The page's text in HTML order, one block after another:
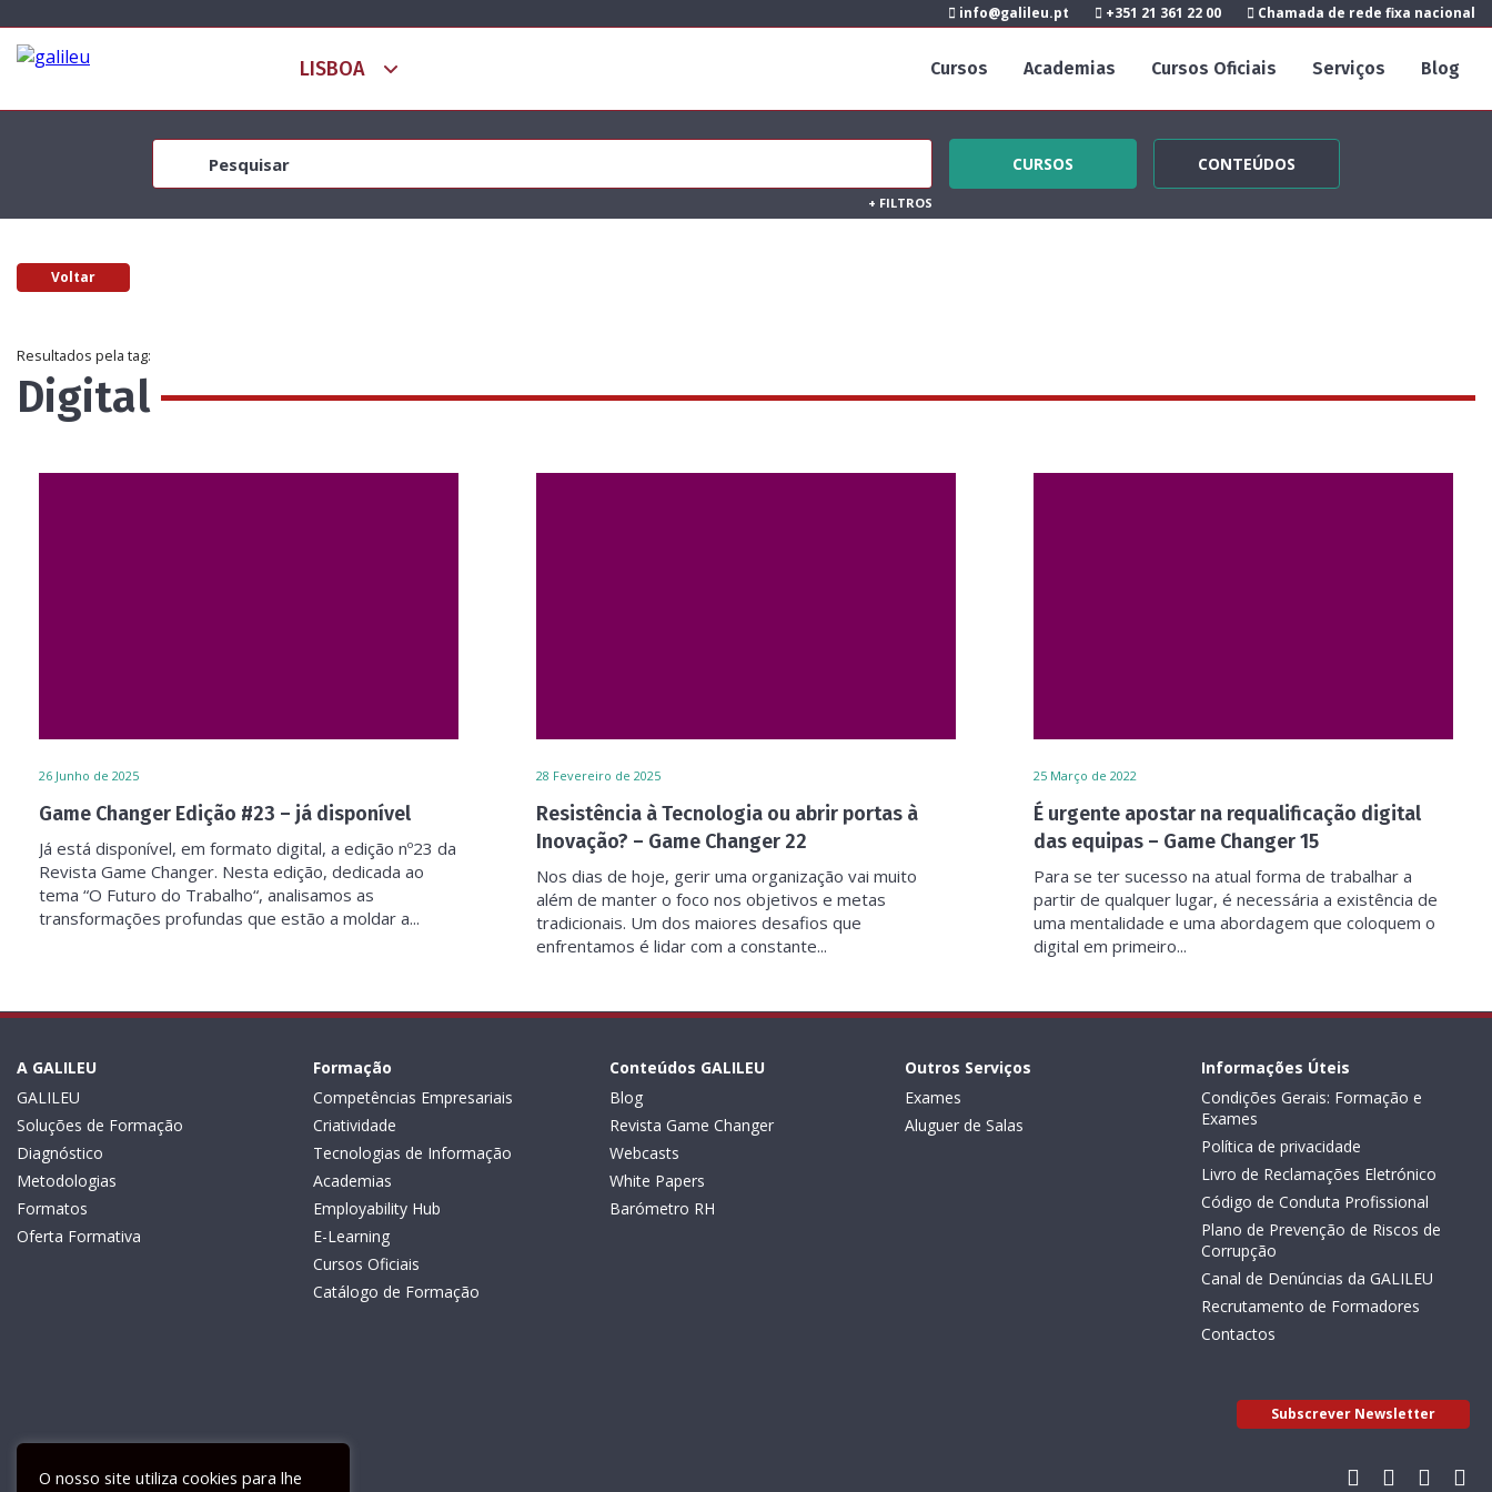
info@galileu.pt +351 21 361 22 00 Chamada de rede fixa nacional
Cursos Academias Cursos Oficiais Serviços Blog
CURSOS CONTEÚDOS
+ FILTROS
Voltar
Resultados pela tag:
Digital
26 Junho de 2025
Game Changer Edição #23 – já disponível
Já está disponível, em formato digital, a edição nº23 da
Revista Game Changer. Nesta edição, dedicada ao
tema “O Futuro do Trabalho“, analisamos as
transformações profundas que estão a moldar a...
28 Fevereiro de 2025
Resistência à Tecnologia ou abrir portas à
Inovação? – Game Changer 22
Nos dias de hoje, gerir uma organização vai muito
além de manter o foco nos objetivos e metas
tradicionais. Um dos maiores desafios que
enfrentamos é lidar com a constante...
25 Março de 2022
É urgente apostar na requalificação digital
das equipas – Game Changer 15
Para se ter sucesso na atual forma de trabalhar a
partir de qualquer lugar, é necessária a existência de
uma mentalidade e uma abordagem que coloquem o
digital em primeiro...
A GALILEU
GALILEU
Soluções de Formação
Diagnóstico
Metodologias
Formatos
Oferta Formativa
Formação
Competências Empresariais
Criatividade
Tecnologias de Informação
Academias
Employability Hub
E-Learning
Cursos Oficiais
Catálogo de Formação
Conteúdos GALILEU
Blog
Revista Game Changer
Webcasts
White Papers
Barómetro RH
Outros Serviços
Exames
Aluguer de Salas
Informações Úteis
Condições Gerais: Formação e
Exames
Política de privacidade
Livro de Reclamações Eletrónico
Código de Conduta Profissional
Plano de Prevenção de Riscos de
Corrupção
Canal de Denúncias da GALILEU
Recrutamento de Formadores
Contactos
Subscrever Newsletter
O nosso site utiliza cookies para lhe